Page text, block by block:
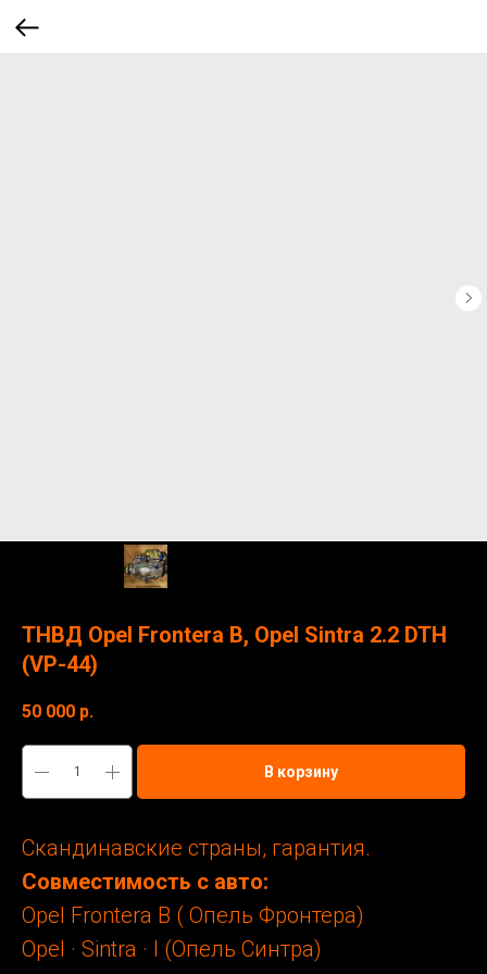
ТНВД Opel Frontera B, Opel Sintra 2.2 DTH
(VP-44)
50 000 р.
В корзину
Скандинавские страны, гарантия.
Совместимость с авто:
Opel Frontera B ( Опель Фронтера)
Opel · Sintra · I (Опель Синтра)